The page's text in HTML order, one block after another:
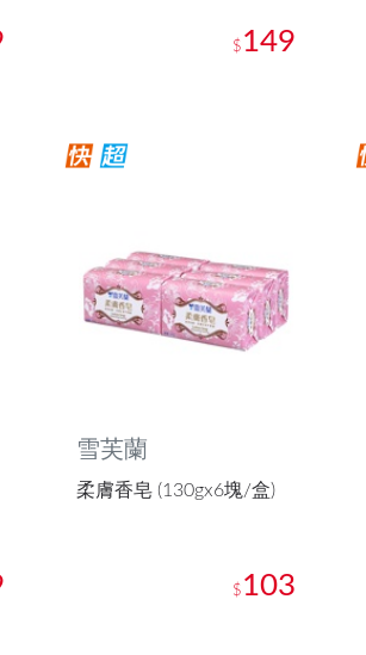
$ 149
雪芙蘭
柔膚香皂 (130gx6塊/盒)
$ 103